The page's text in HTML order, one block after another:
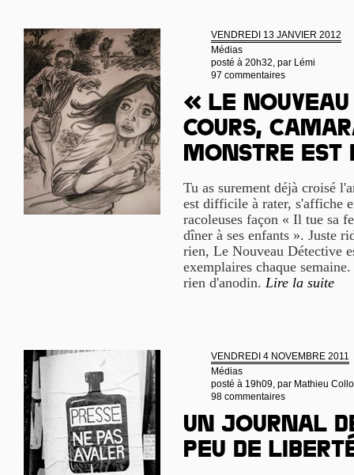
VENDREDI 13 JANVIER 2012
Médias
posté à 20h32, par Lémi
97 commentaires
« Le
cours,
monstre est
Tu as surement déjà croisé
est difficile à rater, s'affiche
racoleuses façon « Il tue sa
dîner à ses enfants ». Juste
rien, Le Nouveau Détective
exemplaires chaque
rien d'anodin. Lire la suite
VENDREDI 4 NOVEMBRE 2011
Médias
posté à 19h09, par Mathieu
98 commentaires
Un journal
peu de